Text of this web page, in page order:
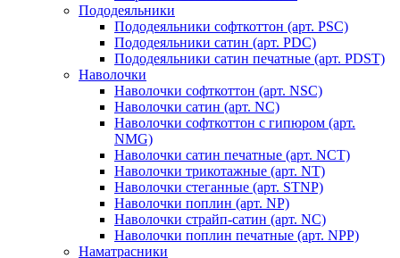
Пододеяльники
Пододеяльники софткоттон (арт. PSC)
Пододеяльники сатин (арт. PDC)
Пододеяльники сатин печатные (арт. PDST)
Наволочки
Наволочки софткоттон (арт. NSC)
Наволочки сатин (арт. NC)
Наволочки софткоттон с гипюром (арт.
NMG)
Наволочки сатин печатные (арт. NCT)
Наволочки трикотажные (арт. NT)
Наволочки стеганные (арт. STNP)
Наволочки поплин (арт. NP)
Наволочки страйп-сатин (арт. NC)
Наволочки поплин печатные (арт. NPP)
Наматрасники